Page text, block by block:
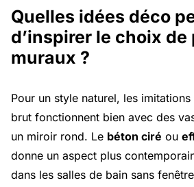
Quelles idées déco
d’inspirer le choix de
muraux ?
Pour un style naturel, les
brut fonctionnent bien avec des
un miroir rond. Le béton ciré ou
donne un aspect plus
dans les salles de bain sans